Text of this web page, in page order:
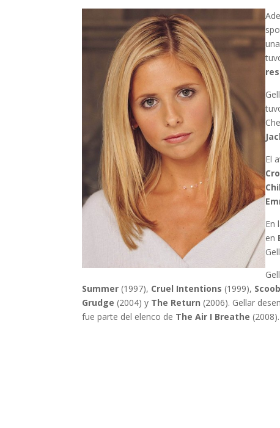
El
En
en
Summer (1997), Cruel Intentions (1999),
Grudge (2004) y The Return (2006). Gellar
fue parte del elenco de The Air I Breathe